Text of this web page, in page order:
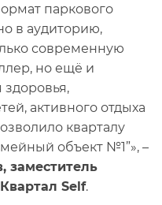
паркового
в аудиторию,
современную
но ещё и
активного отдыха
кварталу
объект №1”», –
заместитель
Self.